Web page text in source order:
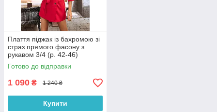
Плаття піджак із бахромою зі
страз прямого фасону з
рукавом 3/4 (р. 42-46)
66032050Qr
Готово до відправки
1 090 ₴ 1 240 ₴
Купити